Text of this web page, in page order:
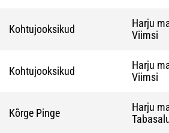
Kohtujooksikud
Harju
Viimsi
Kohtujooksikud
Harju
Viimsi
Kõrge Pinge
Harju